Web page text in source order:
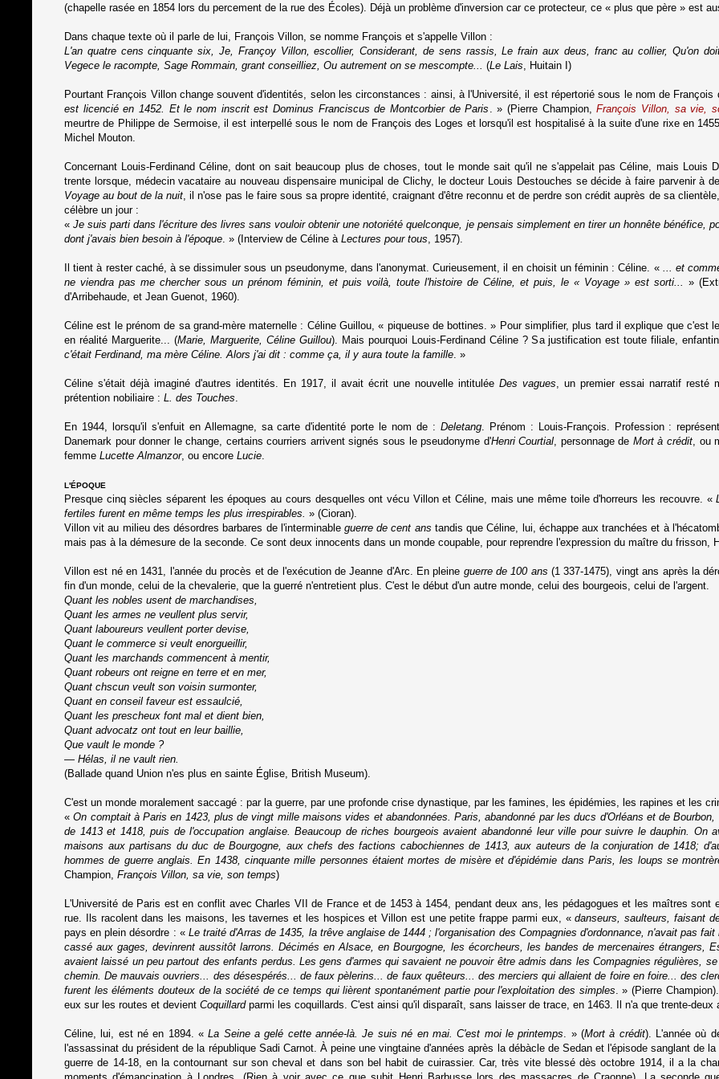
(chapelle rasée en 1854 lors du percement de la rue des Écoles). Déjà un problème d'inversion car ce protecteur, ce « plus que père » est
Dans chaque texte où il parle de lui, François Villon, se nomme François et s'appelle Villon :
L'an quatre cens cinquante six, Je, Françoy Villon, escollier, Considerant, de sens rassis, Le frain aux deus, franc au collier, Qu'on
Vegece le racompte, Sage Rommain, grant conseilliez, Ou autrement on se mescompte... (Le Lais , Huitain I)
Pourtant François Villon change souvent d'identités, selon les circonstances : ainsi, à l'Université, il est répertorié sous le nom de
est licencié en 1452. Et le nom inscrit est Dominus Franciscus de Montcorbier de Paris . » (Pierre Champion,François Villon, sa vie,
meurtre de Philippe de Sermoise, il est interpellé sous le nom de François des Loges et lorsqu'il est hospitalisé à la suite d'une rixe en
Michel Mouton.
Concernant Louis-Ferdinand Céline, dont on sait beaucoup plus de choses, tout le monde sait qu'il ne s'appelait pas Céline, mais Louis
trente lorsque, médecin vacataire au nouveau dispensaire municipal de Clichy, le docteur Louis Destouches se décide à faire parvenir à
Voyage au bout de la nuit , il n'ose pas le faire sous sa propre identité, craignant d'être reconnu et de perdre son crédit auprès de sa
célèbre un jour :
«Je suis parti dans l'écriture des livres sans vouloir obtenir une notoriété quelconque, je pensais simplement en tirer un honnête bénéfice,
dont j'avais bien besoin à l'époque . » (Interview de Céline à Lectures pour tous , 1957).
Il tient à rester caché, à se dissimuler sous un pseudonyme, dans l'anonymat. Curieusement, il en choisit un féminin : Céline. «... et
ne viendra pas me chercher sous un prénom féminin, et puis voilà, toute l'histoire de Céline, et puis, le « Voyage » est sorti... »
d'Arribehaude, et Jean Guenot, 1960).
Céline est le prénom de sa grand-mère maternelle : Céline Guillou, « piqueuse de bottines. » Pour simplifier, plus tard il explique que c'est
en réalité Marguerite... (Marie, Marguerite, Céline Guillou). Mais pourquoi Louis-Ferdinand Céline ? Sa justification est toute filiale,
c'était Ferdinand, ma mère Céline. Alors j'ai dit : comme ça, il y aura toute la famille . »
Céline s'était déjà imaginé d'autres identités. En 1917, il avait écrit une nouvelle intitulée Des vagues , un premier essai narratif
prétention nobiliaire : L. des Touches
En 1944, lorsqu'il s'enfuit en Allemagne, sa carte d'identité porte le nom de : Deletang. Prénom : Louis-François. Profession :
Danemark pour donner le change, certains courriers arrivent signés sous le pseudonyme d'Henri Courtial , personnage de Mort à crédit , ou
femme Lucette Almanzor, ou encore Lucie
L'ÉPOQUE
Presque cinq siècles séparent les époques au cours desquelles ont vécu Villon et Céline, mais une même toile d'horreurs les recouvre. «
fertiles furent en même temps les plus irrespirables. » (Cioran).
Villon vit au milieu des désordres barbares de l'interminableguerre de cent ans tandis que Céline, lui, échappe aux tranchées et à
mais pas à la démesure de la seconde. Ce sont deux innocents dans un monde coupable, pour reprendre l'expression du maître du frisson,
Villon est né en 1431, l'année du procès et de l'exécution de Jeanne d'Arc. En pleine guerre de 100 ans (1 337-1475), vingt ans après la
fin d'un monde, celui de la chevalerie, que la guerré n'entretient plus. C'est le début d'un autre monde, celui des bourgeois, celui de l'argent.
Quant les nobles usent de marchandises,
Quant les armes ne veullent plus servir,
Quant laboureurs veullent porter devise,
Quant le commerce si veult enorgueillir,
Quant les marchands commencent à mentir,
Quant robeurs ont reigne en terre et en mer,
Quant chscun veult son voisin surmonter,
Quant en conseil faveur est essaulcié,
Quant les prescheux font mal et dient bien,
Quant advocatz ont tout en leur baillie,
Que vault le monde ?
— Hélas, il ne vault rien.
(Ballade quand Union n'es plus en sainte Église, British Museum).
C'est un monde moralement saccagé : par la guerre, par une profonde crise dynastique, par les famines, les épidémies, les rapines et les
«On comptait à Paris en 1423, plus de vingt mille maisons vides et abandonnées. Paris, abandonné par les ducs d'Orléans et de
de 1413 et 1418, puis de l'occupation anglaise. Beaucoup de riches bourgeois avaient abandonné leur ville pour suivre le dauphin. On
maisons aux partisans du duc de Bourgogne, aux chefs des factions cabochiennes de 1413, aux auteurs de la conjuration de 1418;
hommes de guerre anglais. En 1438, cinquante mille personnes étaient mortes de misère et d'épidémie dans Paris, les loups se
Champion, François Villon, sa vie, son temps)
L'Université de Paris est en conflit avec Charles VII de France et de 1453 à 1454, pendant deux ans, les pédagogues et les maîtres
rue. Ils racolent dans les maisons, les tavernes et les hospices et Villon est une petite frappe parmi eux, «danseurs, saulteurs, faisant
pays en plein désordre : « Le traité d'Arras de 1435, la trêve anglaise de 1444 ; l'organisation des Compagnies d'ordonnance, n'avait pas
cassé aux gages, devinrent aussitôt larrons. Décimés en Alsace, en Bourgogne, les écorcheurs, les bandes de mercenaires étrangers,
avaient laissé un peu partout des enfants perdus. Les gens d'armes qui savaient ne pouvoir être admis dans les Compagnies régulières,
chemin. De mauvais ouvriers... des désespérés... de faux pèlerins... de faux quêteurs... des merciers qui allaient de foire en foire... des
furent les éléments douteux de la société de ce temps qui lièrent spontanément partie pour l'exploitation des simples . » (Pierre
eux sur les routes et devient Coquillardparmi les coquillards. C'est ainsi qu'il disparaît, sans laisser de trace, en 1463. Il n'a que trente-deux
Céline, lui, est né en 1894. «La Seine a gelé cette année-là. Je suis né en mai. C'est moi le printemps . » (Mort à crédit). L'année où
l'assassinat du président de la république Sadi Carnot. À peine une vingtaine d'années après la débàcle de Sedan et l'épisode sanglant de
guerre de 14-18, en la contournant sur son cheval et dans son bel habit de cuirassier. Car, très vite blessé dès octobre 1914, il a la